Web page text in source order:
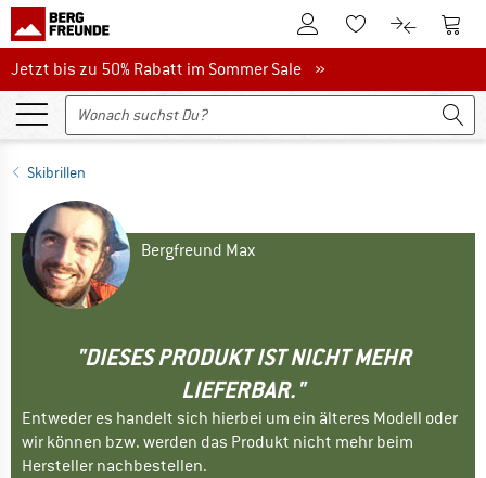
Zum KundenkontoZum Merkzettel.
Zum Zum
Jetzt bis zu 50% Rabatt im Sommer Sale
Jetzt bis zu 50% Rabatt im Sommer Sale »
Skibrillen
Bergfreund Max
"DIESES PRODUKT IST NICHT MEHR
LIEFERBAR."
Entweder es handelt sich hierbei um ein älteres Modell oder
wir können bzw. werden das Produkt nicht mehr beim
Hersteller nachbestellen.